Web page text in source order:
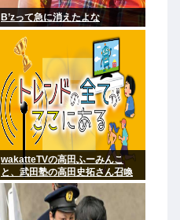
B’zって急に消えたよな
wakatteTVの高田ふーみんこ
と、武田塾の高田史拓さん召喚
スレ